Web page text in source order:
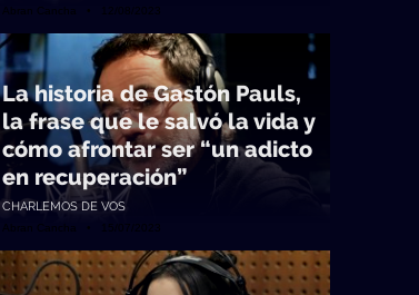
Abran Cancha • 12/08/2023
La historia de Gastón Pauls,
la frase que le salvó la vida y
cómo afrontar ser “un adicto
en recuperación”
CHARLEMOS DE VOS
Abran Cancha • 15/07/2023